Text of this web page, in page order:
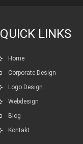
QUICK LINKS
Home
Corporate Design
Logo Design
Webdesign
Blog
Kontakt